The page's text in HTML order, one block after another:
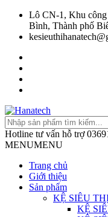
Lô CN-1, Khu
Bình, Thành phố
Hotline tư vấn hỗ trợ
MENUMENU
Trang chủ
Giới thiệu
Sản phẩm
KỆ SIÊU
KỆ